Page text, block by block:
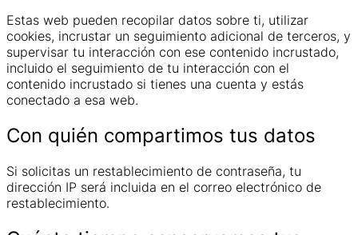
Estas web pueden recopilar datos sobre ti, utilizar
cookies, incrustar un seguimiento adicional de terceros, y
supervisar tu interacción con ese contenido incrustado,
incluido el seguimiento de tu interacción con el
contenido incrustado si tienes una cuenta y estás
conectado a esa web.
Con quién compartimos tus datos
Si solicitas un restablecimiento de contraseña, tu
dirección IP será incluida en el correo electrónico de
restablecimiento.